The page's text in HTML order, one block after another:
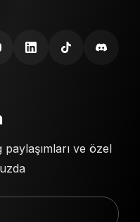
derece dayanıklı
ve özel